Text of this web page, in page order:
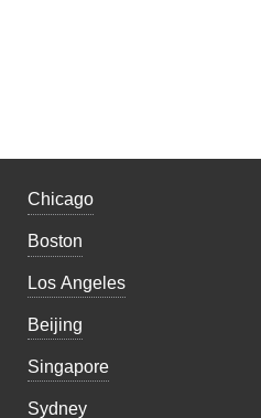
Chicago
Boston
Los Angeles
Beijing
Singapore
Sydney